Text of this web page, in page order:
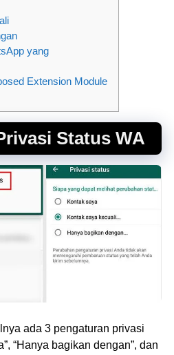
yang
Extension Module
Status WA
ada 3 pengaturan privasi
“Hanya bagikan dengan”, dan